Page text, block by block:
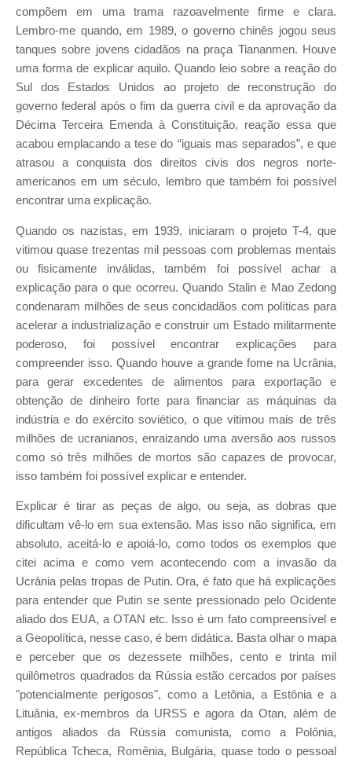
compõem em uma trama razoavelmente firme e clara.
Lembro-me quando, em 1989, o governo chinês jogou seus
tanques sobre jovens cidadãos na praça Tiananmen. Houve
uma forma de explicar aquilo. Quando leio sobre a reação do
Sul dos Estados Unidos ao projeto de reconstrução do
governo federal após o fim da guerra civil e da aprovação da
Décima Terceira Emenda à Constituição, reação essa que
acabou emplacando a tese do “iguais mas separados”, e que
atrasou a conquista dos direitos civis dos negros norte-
americanos em um século, lembro que também foi possível
encontrar uma explicação.
Quando os nazistas, em 1939, iniciaram o projeto T-4, que
vitimou quase trezentas mil pessoas com problemas mentais
ou fisicamente inválidas, também foi possível achar a
explicação para o que ocorreu. Quando Stalin e Mao Zedong
condenaram milhões de seus concidadãos com políticas para
acelerar a industrialização e construir um Estado militarmente
poderoso, foi possível encontrar explicações para
compreender isso. Quando houve a grande fome na Ucrânia,
para gerar excedentes de alimentos para exportação e
obtenção de dinheiro forte para financiar as máquinas da
indústria e do exército soviético, o que vitimou mais de três
milhões de ucranianos, enraizando uma aversão aos russos
como só três milhões de mortos são capazes de provocar,
isso também foi possível explicar e entender.
Explicar é tirar as peças de algo, ou seja, as dobras que
dificultam vê-lo em sua extensão. Mas isso não significa, em
absoluto, aceitá-lo e apoiá-lo, como todos os exemplos que
citei acima e como vem acontecendo com a invasão da
Ucrânia pelas tropas de Putin. Ora, é fato que há explicações
para entender que Putin se sente pressionado pelo Ocidente
aliado dos EUA, a OTAN etc. Isso é um fato compreensível e
a Geopolítica, nesse caso, é bem didática. Basta olhar o mapa
e perceber que os dezessete milhões, cento e trinta mil
quilômetros quadrados da Rússia estão cercados por países
"potencialmente perigosos", como a Letônia, a Estônia e a
Lituânia, ex-membros da URSS e agora da Otan, além de
antigos aliados da Rússia comunista, como a Polônia,
República Tcheca, Romênia, Bulgária, quase todo o pessoal